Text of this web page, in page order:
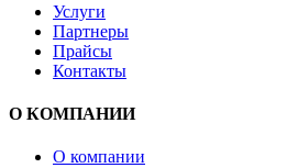
Услуги
Партнеры
Прайсы
Контакты
О КОМПАНИИ
О компании